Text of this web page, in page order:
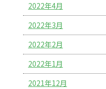
2022年4月
2022年3月
2022年2月
2022年1月
2021年12月